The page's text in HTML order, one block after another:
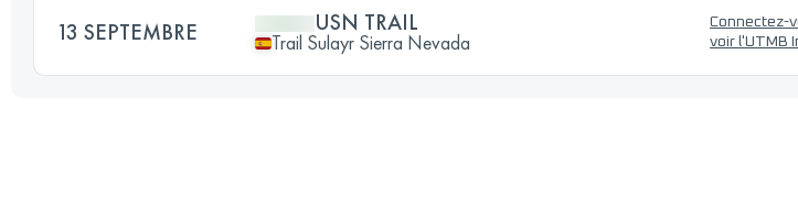
13 SEPTEMBRE USN TRAIL
Trail Sulayr Sierra Nevada
Connectez-
voir l'UTMB